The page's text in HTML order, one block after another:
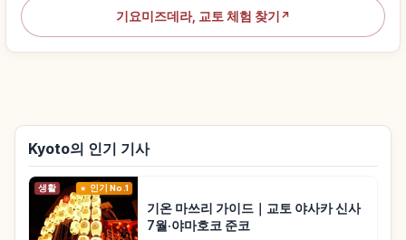
기요미즈데라, 교토 체험 찾기 ↗
Kyoto의 인기 기사
생활 인기 No.1
기온 마쓰리 가이드｜교토 야사카 신사
7월·야마호코 준코